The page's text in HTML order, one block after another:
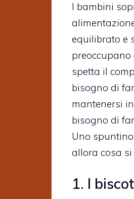
I bambini
equilibrato e
spetta il
bisogno di
mantenersi
bisogno di
Uno
allora cosa
1. I